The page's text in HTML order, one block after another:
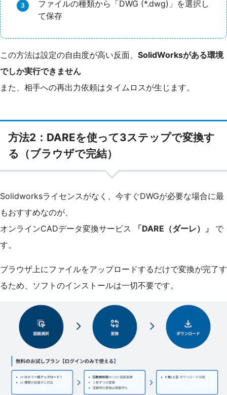
ファイルの種類から「DWG (*.dwg)」を選択し
て保存
この方法は設定の自由度が高い反面、 SolidWorksがある環境
でしか実行できません
また、相手への再出力依頼はタイムロスが生じます。
方法2：DAREを使って3ステップで変換す
る（ブラウザで完結）
Solidworksライセンスがなく、今すぐDWGが必要な場合に最
もおすすめなのが、
オンラインCADデータ変換サービス
「DARE（ダーレ）」
で
す。
ブラウザ上にファイルをアップロードするだけで変換が完了す
るため、ソフトのインストールは一切不要です。